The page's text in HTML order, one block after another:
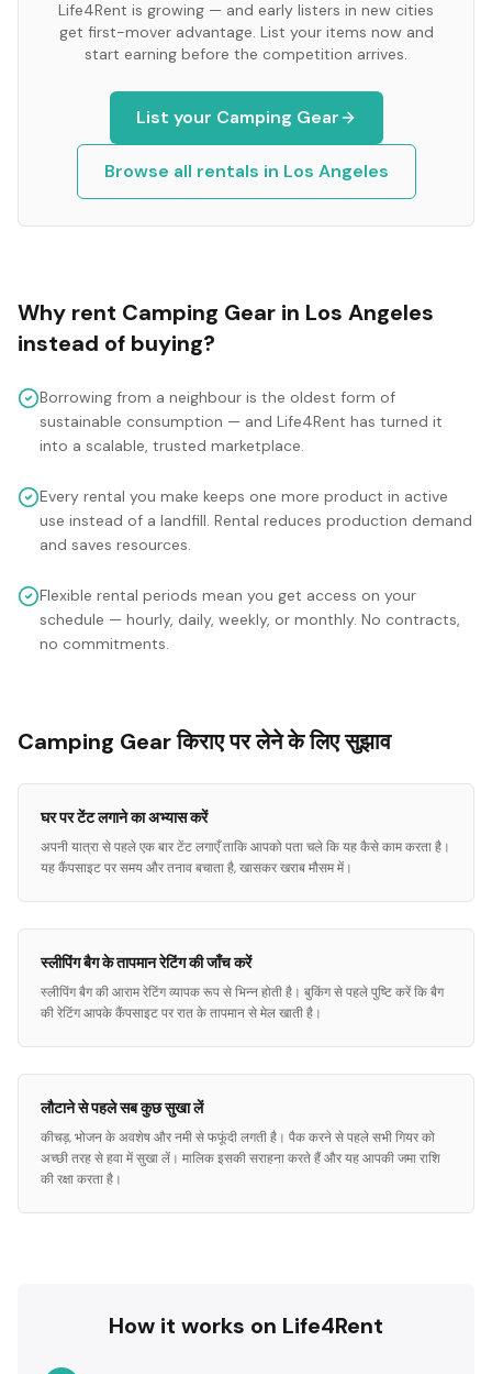
Life4Rent is growing — and early listers in new cities
get first-mover advantage. List your items now and
start earning before the competition arrives.
List your Camping Gear
Browse all rentals in Los Angeles
Why rent Camping Gear in Los Angeles
instead of buying?
Borrowing from a neighbour is the oldest form of
sustainable consumption — and Life4Rent has turned it
into a scalable, trusted marketplace.
Every rental you make keeps one more product in active
use instead of a landfill. Rental reduces production demand
and saves resources.
Flexible rental periods mean you get access on your
schedule — hourly, daily, weekly, or monthly. No contracts,
no commitments.
Camping Gear किराए पर लेने के लिए सुझाव
घर पर टेंट लगाने का अभ्यास करें
अपनी यात्रा से पहले एक बार टेंट लगाएँ ताकि आपको पता चले कि यह कैसे काम करता है।
यह कैंपसाइट पर समय और तनाव बचाता है, खासकर खराब मौसम में।
स्लीपिंग बैग के तापमान रेटिंग की जाँच करें
स्लीपिंग बैग की आराम रेटिंग व्यापक रूप से भिन्न होती है। बुकिंग से पहले पुष्टि करें कि बैग
की रेटिंग आपके कैंपसाइट पर रात के तापमान से मेल खाती है।
लौटाने से पहले सब कुछ सुखा लें
कीचड़, भोजन के अवशेष और नमी से फफूंदी लगती है। पैक करने से पहले सभी गियर को
अच्छी तरह से हवा में सुखा लें। मालिक इसकी सराहना करते हैं और यह आपकी जमा राशि
की रक्षा करता है।
How it works on Life4Rent